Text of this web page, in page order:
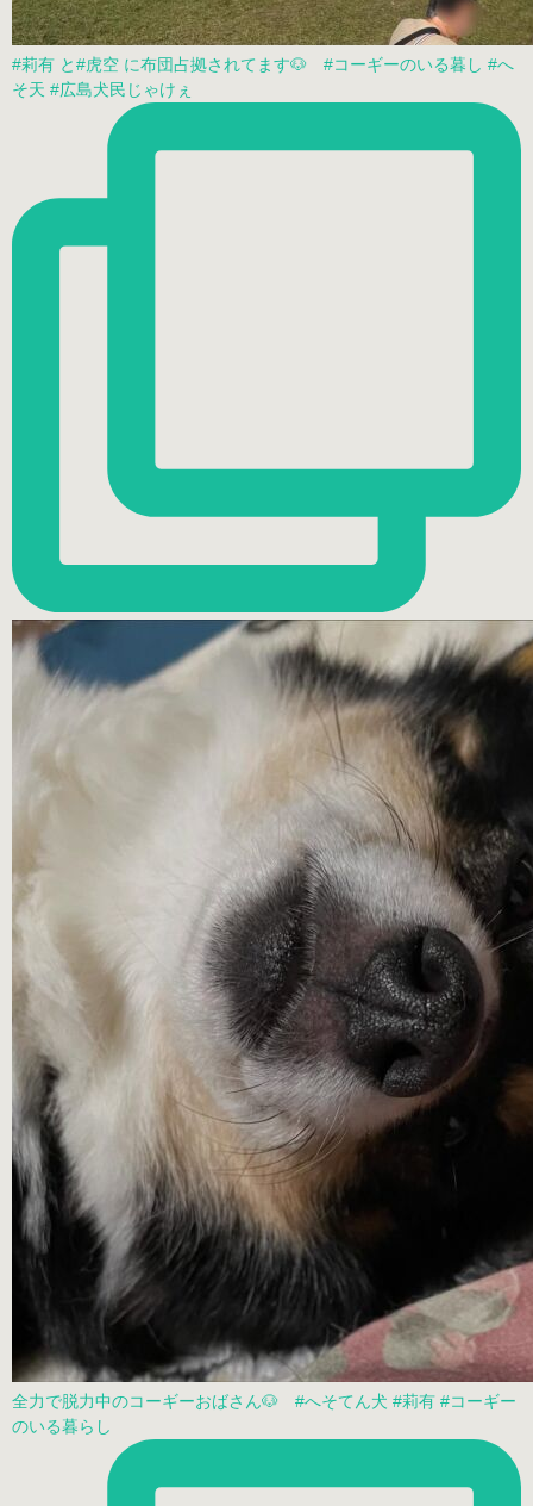
#莉有 と#虎空 に布団占拠されてます🐶 #コーギーのいる暮し #へ
そ天 #広島犬民じゃけぇ
全力で脱力中のコーギーおばさん🐶 #へそてん犬 #莉有 #コーギー
のいる暮らし